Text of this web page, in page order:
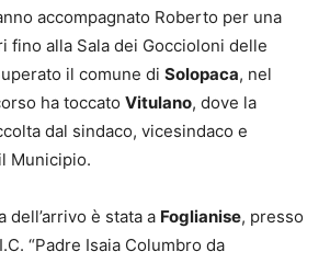
accompagnato Roberto per una
fino alla Sala dei Goccioloni delle
il comune di Solopaca, nel
ha toccato Vitulano, dove la
dal sindaco, vicesindaco e
Municipio.
dell’arrivo è stata a Foglianise, presso
“Padre Isaia Columbro da